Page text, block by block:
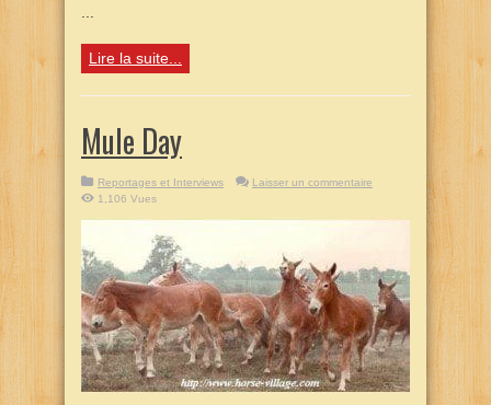
Lire la suite...
Mule Day
Reportages et Interviews
Laisser un commentaire
1,106 Vues